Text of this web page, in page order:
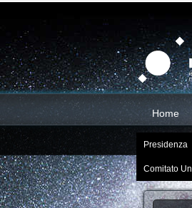
contenuti.
Salta
alla
navigazione
Home
Presidenza
Comitato